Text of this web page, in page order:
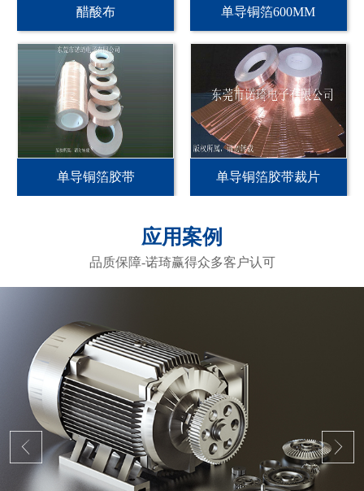
醋酸布 单导铜箔600MM
单导铜箔胶带 单导铜箔胶带裁片
应用案例
品质保障-诺琦赢得众多客户认可